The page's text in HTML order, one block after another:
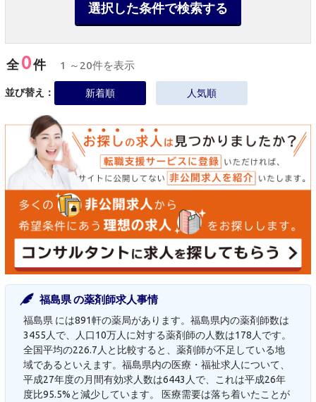
選択した条件で検索する
全0件 1 ～20件を表示
並び替え： 新着順 人気順
福島県 の薬剤師求人事情
福島県 には891軒の薬局があります。福島県内の薬剤師数は
3455人で、人口10万人に対する薬剤師の人数は178人です。
全国平均の226.7人と比較すると、薬剤師が不足している地
域であるといえます。福島県内の医療・福祉求人について、
平成27年度の月間有効求人数は6443人で、これは平成26年
度比95.5%と減少しています。 医療需要は落ち着いたことが